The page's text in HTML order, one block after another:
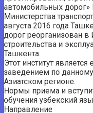
автомобильных дорог»
Министерства
августа 2016 года
дорог реорганизован в
строительства и
Ташкента.
Этот институт
заведением по
Азиатском регионе.
Нормы приема и
обучения узбекский
Направление